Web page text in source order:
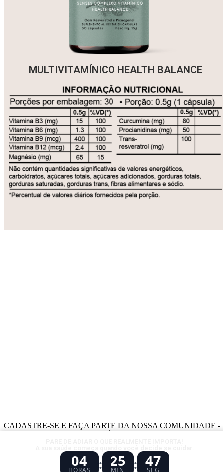
04
HORAS : 25
MIN : 45
SEG
MULTIVITAMÍNICO HEALTH BALANCE
CADASTRE-SE E FAÇA PARTE DA NOSSA COMUNIDADE -
INSCREVA-SE
Este site está protegido pelo reCAPTCHA e pelo Google.política de Privacidade